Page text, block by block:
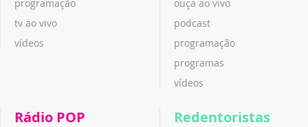
programação
tv ao vivo
vídeos
ouça ao vivo
podcast
programação
programas
vídeos
Rádio POP Redentoristas